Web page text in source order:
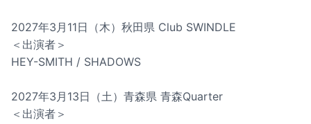
2027年3月11日（木）秋田県 Club SWINDLE
＜出演者＞
HEY-SMITH / SHADOWS
2027年3月13日（土）青森県 青森Quarter
＜出演者＞